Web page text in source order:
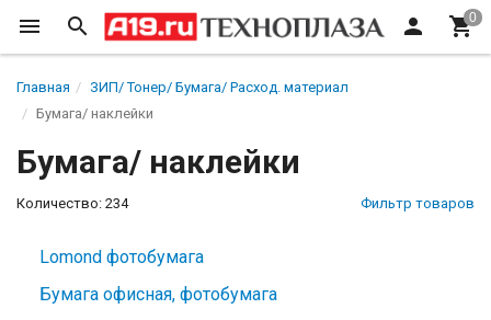
Главная
ЗИП/ Тонер/ Бумага/ Расход. материал
Бумага/ наклейки
Бумага/ наклейки
Количество: 234 Фильтр товаров
Lomond фотобумага
Бумага офисная, фотобумага